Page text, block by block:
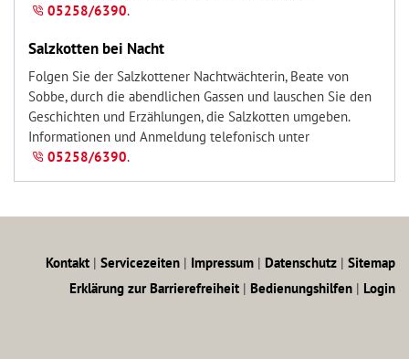
05258/6390.
Salzkotten bei Nacht
Folgen Sie der Salzkottener Nachtwächterin, Beate von
Sobbe, durch die abendlichen Gassen und lauschen Sie den
Geschichten und Erzählungen, die Salzkotten umgeben.
Informationen und Anmeldung telefonisch unter
05258/6390.
Kontakt | Servicezeiten | Impressum | Datenschutz | Sitemap
Erklärung zur Barrierefreiheit | Bedienungshilfen | Login